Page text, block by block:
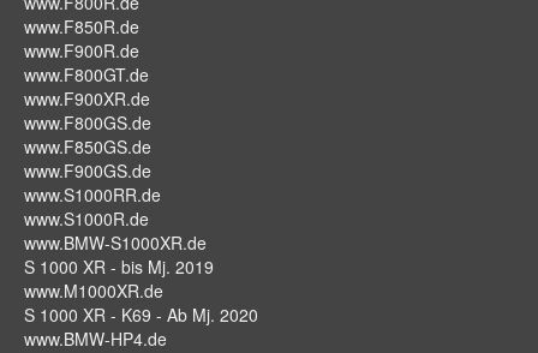
www.F850R.de
www.F900R.de
www.F800GT.de
www.F900XR.de
www.F800GS.de
www.F850GS.de
www.F900GS.de
www.S1000RR.de
www.S1000R.de
www.BMW-S1000XR.de
S 1000 XR - bis Mj. 2019
www.M1000XR.de
S 1000 XR - K69 - Ab Mj. 2020
www.BMW-HP4.de